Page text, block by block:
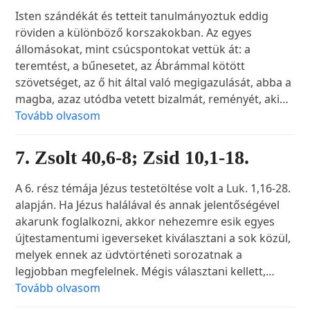
Isten szándékát és tetteit tanulmányoztuk eddig
röviden a különböző korszakokban. Az egyes
állomásokat, mint csúcspontokat vettük át: a
teremtést, a bűnesetet, az Ábrámmal kötött
szövetséget, az ő hit által való megigazulását, abba a
magba, azaz utódba vetett bizalmát, reményét, aki…
Tovább olvasom
7. Zsolt 40,6-8; Zsid 10,1-18.
A 6. rész témája Jézus testetöltése volt a Luk. 1,16-28.
alapján. Ha Jézus halálával és annak jelentőségével
akarunk foglalkozni, akkor nehezemre esik egyes
újtestamentumi igeverseket kiválasztani a sok közül,
melyek ennek az üdvtörténeti sorozatnak a
legjobban megfelelnek. Mégis választani kellett,…
Tovább olvasom